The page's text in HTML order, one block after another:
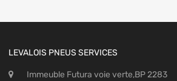
LEVALOIS PNEUS SERVICES
Immeuble Futura voie verte,BP 2283